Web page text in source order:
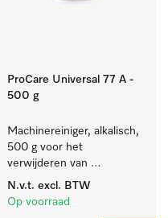
ProCare Universal 77 A -
500 g
Machinereiniger, alkalisch,
500 g voor het
verwijderen van
hardnekkige
zetmeelaanslag.
N.v.t. excl. BTW
Op voorraad